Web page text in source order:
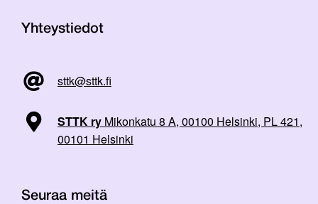
Yhteystiedot
sttk@sttk.fi
STTK ry Mikonkatu 8 A, 00100 Helsinki, PL 421,
00101 Helsinki
Seuraa meitä